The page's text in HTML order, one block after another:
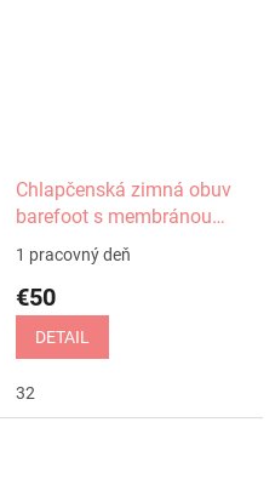
Chlapčenská zimná obuv
barefoot s membránou
Gero navy Protetika
1 pracovný deň
€50
DETAIL
32